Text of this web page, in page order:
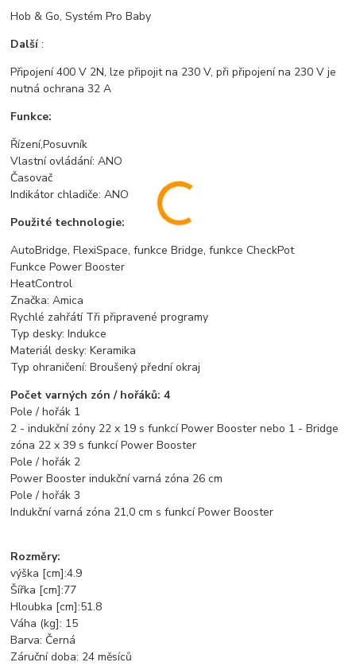
Hob & Go, Systém Pro Baby
Další:
Připojení 400 V 2N, lze připojit na 230 V, při připojení na 230 V je
nutná ochrana 32 A
Funkce:
Řízení,Posuvník
Vlastní ovládání: ANO
Časovač
Indikátor chladiče: ANO
Použité technologie:
AutoBridge, FlexiSpace, funkce Bridge, funkce CheckPot
Funkce Power Booster
HeatControl
Značka: Amica
Rychlé zahřátí Tři připravené programy
Typ desky: Indukce
Materiál desky: Keramika
Typ ohraničení: Broušený přední okraj
Počet varných zón / hořáků: 4
Pole / hořák 1
2 - indukční zóny 22 x 19 s funkcí Power Booster nebo 1 - Bridge
zóna 22 x 39 s funkcí Power Booster
Pole / hořák 2
Power Booster indukční varná zóna 26 cm
Pole / hořák 3
Indukční varná zóna 21,0 cm s funkcí Power Booster
Rozměry:
výška [cm]:4.9
Šířka [cm]:77
Hloubka [cm]:51.8
Váha (kg]: 15
Barva: Černá
Záruční doba: 24 měsíců